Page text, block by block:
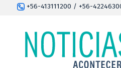
+56-413111200 / +56-